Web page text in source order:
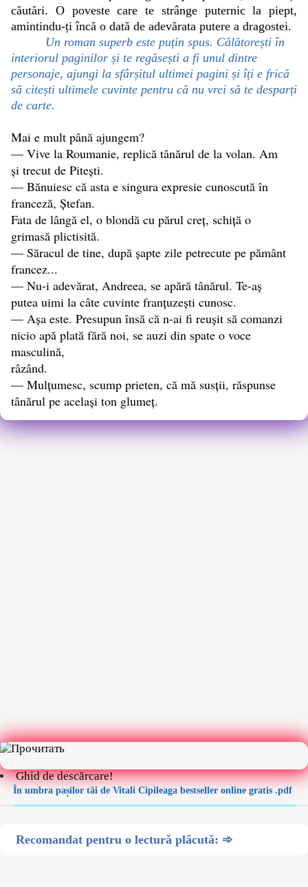
căutări. O poveste care te strânge puternic la piept,
amintindu-ți încă o dată de adevărata putere a dragostei.
Un roman superb este puțin spus. Călătorești în
interiorul paginilor și te regăsești a fi unul dintre
personaje, ajungi la sfârșitul ultimei pagini și îți e frică
să citești ultimele cuvinte pentru că nu vrei să te desparți
de carte.
Mai e mult până ajungem?
— Vive la Roumanie, replică tânărul de la volan. Am
și trecut de Pitești.
— Bănuiesc că asta e singura expresie cunoscută în
franceză, Ștefan.
Fata de lângă el, o blondă cu părul creț, schiță o
grimasă plictisită.
— Săracul de tine, după șapte zile petrecute pe pământ
francez...
— Nu-i adevărat, Andreea, se apără tânărul. Te-aș
putea uimi la câte cuvinte franțuzești cunosc.
— Așa este. Presupun însă că n-ai fi reușit să comanzi
nicio apă plată fără noi, se auzi din spate o voce
masculină,
râzând.
— Mulțumesc, scump prieten, că mă susții, răspunse
tânărul pe același ton glumeț.
Ghid de descărcare!
În umbra pașilor tăi de Vitali Cipileaga bestseller online gratis .pdf
Recomandat pentru o lectură plăcută: ➾